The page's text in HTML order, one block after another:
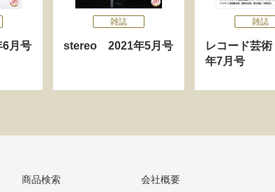
月号
雑誌
stereo 2021年5月号
雑誌
レコード芸
年7月号
商品検索
会社概要